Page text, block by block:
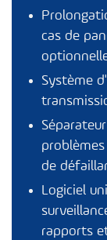
cas de
Système
de
Logiciel
rapports